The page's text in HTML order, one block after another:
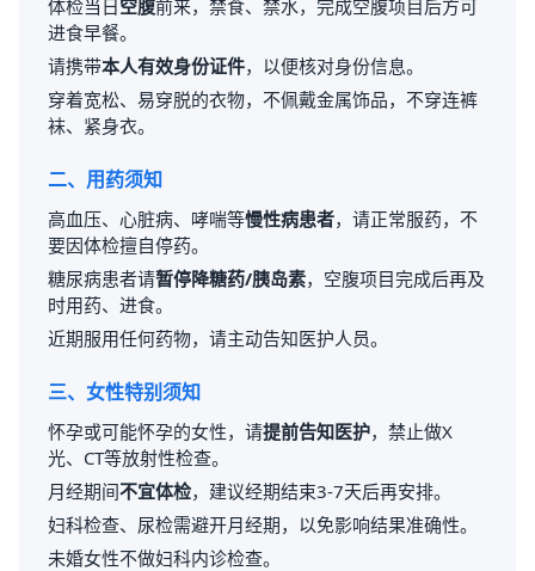
体检当日 空腹前来，禁食、禁水，完成空腹项目后方可
进食早餐。
请携带本人有效身份证件，以便核对身份信息。
穿着宽松、易穿脱的衣物，不佩戴金属饰品，不穿连裤
袜、紧身衣。
二、用药须知
高血压、心脏病、哮喘等慢性病患者，请正常服药，不
要因体检擅自停药。
糖尿病患者请暂停降糖药/胰岛素，空腹项目完成后再及
时用药、进食。
近期服用任何药物，请主动告知医护人员。
三、女性特别须知
怀孕或可能怀孕的女性，请提前告知医护，禁止做X
光、CT等放射性检查。
月经期间不宜体检，建议经期结束3-7天后再安排。
妇科检查、尿检需避开月经期，以免影响结果准确性。
未婚女性不做妇科内诊检查。